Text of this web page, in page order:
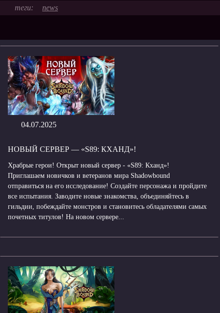
news
04.07.2025
НОВЫЙ СЕРВЕР — «S89: КХАНД»!
Храбрые герои! Открыт новый сервер - «S89: Кханд»!
Приглашаем новичков и ветеранов мира Shadowbound
отправиться на его исследование! Создайте персонажа и пройдите
все испытания. Заводите новые знакомства, объединяйтесь в
гильдии, побеждайте монстров и становитесь обладателями самых
почетных титулов! На новом сервере...